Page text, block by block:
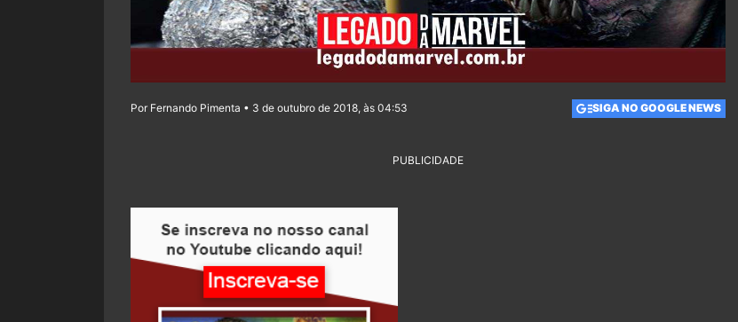
Por Fernando Pimenta • 3 de outubro de 2018, às 04:53 SIGA NO GOOGLE NEWS
PUBLICIDADE